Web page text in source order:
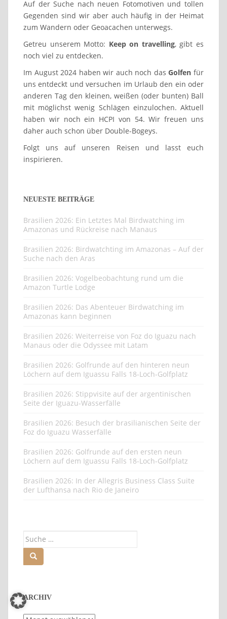
schon einige Flecken auf der Erde gesehen haben.
(Aktuell 80 Länder, ca. 32% der Welt)
Gegenden sind wir aber auch häufig in der Heimat
zum Wandern oder Geoacachen unterwegs.
Getreu unserem Motto:Keep on travelling, gibt es
noch viel zu entdecken.
Im August 2024 haben wir auch noch dasGolfenfür
uns entdeckt und versuchen im Urlaub den ein oder
anderen Tag den kleinen, weißen (oder bunten) Ball
haben wir noch ein HCPI von 54. Wir freuen uns
daher auch schon über Double-Bogeys.
NEUESTE BEITRÄGE
Brasilien 2026: Ein Letztes Mal Birdwatching im
Amazonas und Rückreise nach Manaus
Brasilien 2026: Birdwatchting im Amazonas – Auf der
Suche nach den Aras
Brasilien 2026: Vogelbeobachtung rund um die
Amazon Turtle Lodge
Brasilien 2026: Das Abenteuer Birdwatching im
Amazonas kann beginnen
Brasilien 2026: Weiterreise von Foz do Iguazu nach
Manaus oder die Odyssee mit Latam
Brasilien 2026: Golfrunde auf den hinteren neun
Löchern auf dem Iguassu Falls 18-Loch-Golfplatz
Brasilien 2026: Stippvisite auf der argentinischen
Seite der Iguazu-Wasserfälle
Brasilien 2026: Besuch der brasilianischen Seite der
Foz do Iguazu Wasserfälle
Brasilien 2026: Golfrunde auf den ersten neun
Löchern auf dem Iguassu Falls 18-Loch-Golfplatz